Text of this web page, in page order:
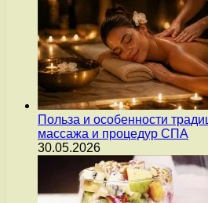
Польза и особенности
массажа и процедур СПА
30.05.2026